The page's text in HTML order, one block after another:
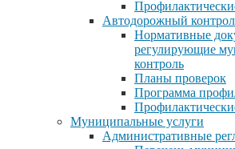
Автодорожный
Нормативные
регулирующие
контроль
Планы проверок
Программа
Муниципальные услуги
Административные